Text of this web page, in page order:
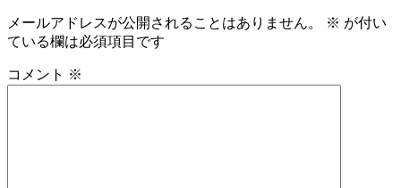
メールアドレスが公開されることはありません。 ※ が付い
ている欄は必須項目です
コメント ※